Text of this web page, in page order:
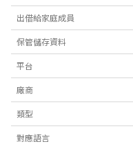
出借給家庭成員
保管儲存資料
平台
廠商
類型
對應語言